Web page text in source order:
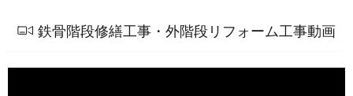
鉄骨階段修繕工事・外階段リフォーム工事動画